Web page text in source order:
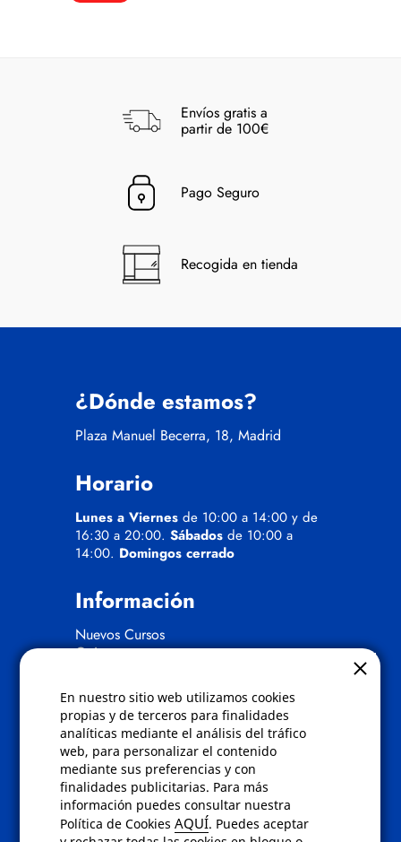
En nuestro sitio web utilizamos cookies
propias y de terceros para finalidades
analíticas mediante el análisis del tráfico
web, para personalizar el contenido
mediante sus preferencias y con
finalidades publicitarias. Para más
información puedes consultar nuestra
Política de CookiesAQUÍ. Puedes aceptar
Envíos gratis a
partir de 100€
Pago Seguro
Recogida en tienda
¿Dónde estamos?
Plaza Manuel Becerra, 18, Madrid
Horario
Lunes a Viernes de 10:00 a 14:00 y de
16:30 a 20:00. Sábados de 10:00 a
14:00. Domingos cerrado
Información
Nuevos Cursos
Quienes somos
Políticas
Condiciones de compra
Aviso de privacidad
Cookies
Bajas comunicados comerciales
Derecho de desistimiento